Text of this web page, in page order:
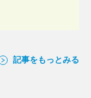
記事をもっとみる